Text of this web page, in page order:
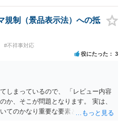
ならないという程度の注意義務は認
ます。 もっとも、顧問契約締結当初
も依頼しており委任事務に含まれて
には、上記より幾分有利に進められ
は、個別に法律事務所に問い合わせ
。
時効）にかかっている可能性が高い
ては、法的には従う義務はないでし
り、もし相手方から今後具体的な法
めて検討するという方針でもよいよ
規制（景品表示法）への抵
#不祥事対応
役にたった 3
しまっているので、 「レビュー内容
か、そこが問題となります。 実は、
てのかなり重要な要素となります。